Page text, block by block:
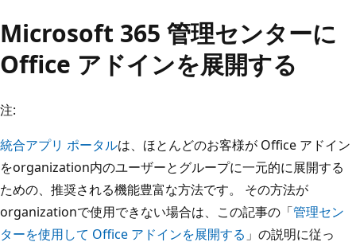
Microsoft 365 管理センターに
Office アドインを展開する
注:
統合アプリ ポータルは、ほとんどのお客様が Office アドイン
をorganization内のユーザーとグループに一元的に展開する
ための、推奨される機能豊富な方法です。 その方法が
organizationで使用できない場合は、この記事の「管理セン
ターを使用して Office アドインを展開する 」の説明に従っ